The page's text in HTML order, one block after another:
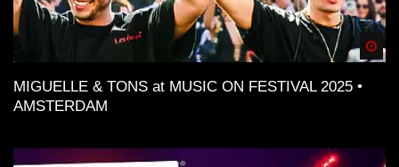
MIGUELLE & TONS at MUSIC ON FESTIVAL 2025 •
AMSTERDAM